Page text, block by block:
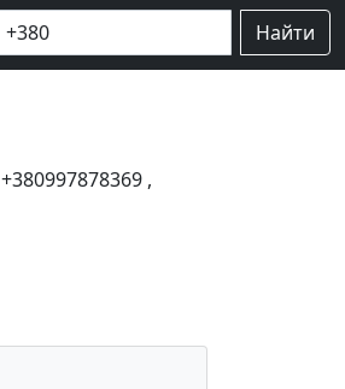
Найти
+380997878369 ,